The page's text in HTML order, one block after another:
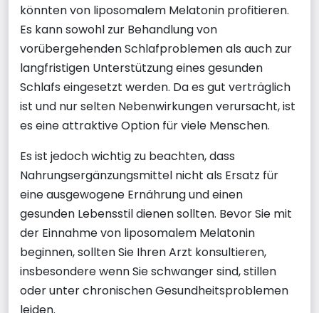
könnten von liposomalem Melatonin profitieren.
Es kann sowohl zur Behandlung von
vorübergehenden Schlafproblemen als auch zur
langfristigen Unterstützung eines gesunden
Schlafs eingesetzt werden. Da es gut verträglich
ist und nur selten Nebenwirkungen verursacht, ist
es eine attraktive Option für viele Menschen.
Es ist jedoch wichtig zu beachten, dass
Nahrungsergänzungsmittel nicht als Ersatz für
eine ausgewogene Ernährung und einen
gesunden Lebensstil dienen sollten. Bevor Sie mit
der Einnahme von liposomalem Melatonin
beginnen, sollten Sie Ihren Arzt konsultieren,
insbesondere wenn Sie schwanger sind, stillen
oder unter chronischen Gesundheitsproblemen